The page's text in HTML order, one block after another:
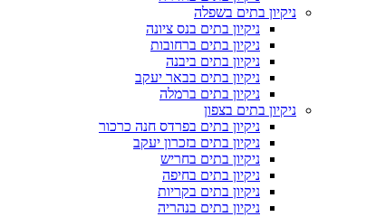
ניקיון בתים בשפלה
ניקיון בתים בנס ציונה
ניקיון בתים ברחובות
ניקיון בתים ביבנה
ניקיון בתים בבאר יעקב
ניקיון בתים ברמלה
ניקיון בתים בצפון
ניקיון בתים בפרדס חנה כרכור
ניקיון בתים בזכרון יעקב
ניקיון בתים בחריש
ניקיון בתים בחיפה
ניקיון בתים בקריות
ניקיון בתים בנהריה